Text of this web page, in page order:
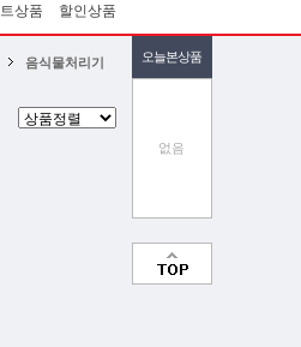
상품 할인상품
오늘본상품
없음
음식물처리기